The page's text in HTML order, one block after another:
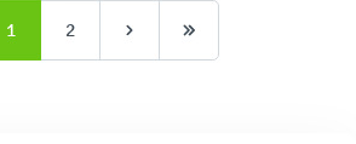
1 2